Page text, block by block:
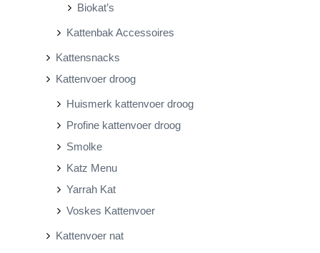
Biokat’s
Kattenbak Accessoires
Kattensnacks
Kattenvoer droog
Huismerk kattenvoer droog
Profine kattenvoer droog
Smolke
Katz Menu
Yarrah Kat
Voskes Kattenvoer
Kattenvoer nat